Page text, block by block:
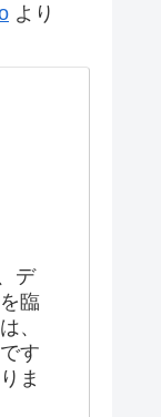
より
デ
臨
、
す
ま